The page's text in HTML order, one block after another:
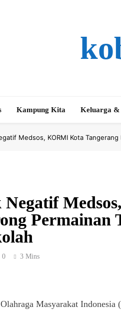
Kampung Kita Keluarga &
Medsos, KORMI Kota
Negatif
Permainan
0 3 Mins
Masyarakat